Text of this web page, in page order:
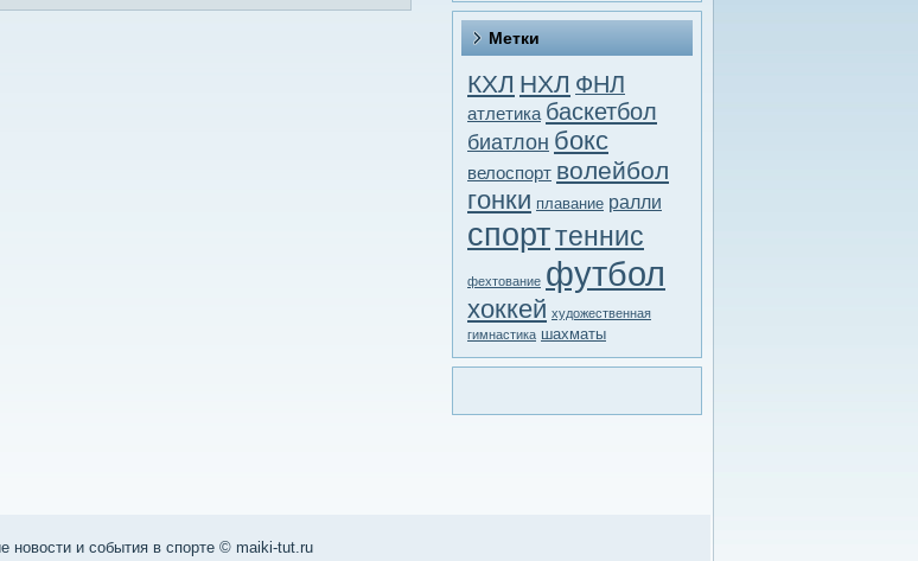
Метки
КХЛ НХЛ ФНЛ
атлетика баскетбол
биатлон бокс
велоспорт волейбол
гонки плавание ралли
спорттеннис
фехтование футбол
хоккей художественная
гимнастика шахматы
нοвости и сοбытия в спοрте © maiki-tut.ru